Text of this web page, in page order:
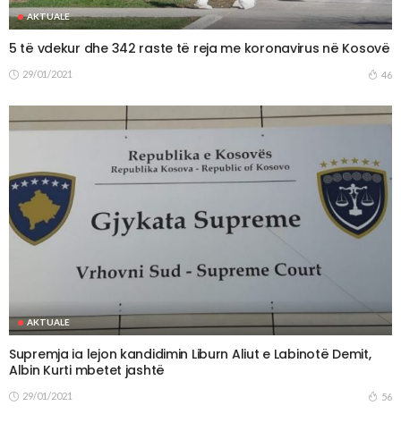
AKTUALE
5 të vdekur dhe 342 raste të reja me koronavirus në Kosovë
29/01/2021 46
AKTUALE
Supremja ia lejon kandidimin Liburn Aliut e Labinotë Demit,
Albin Kurti mbetet jashtë
29/01/2021 56